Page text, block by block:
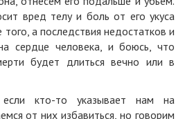
вред телу и боль от его укуса
а последствия недостатков и
сердце человека, и боюсь, что
будет длиться вечно или в
кто-то указывает нам на
от них избавиться, но говорим